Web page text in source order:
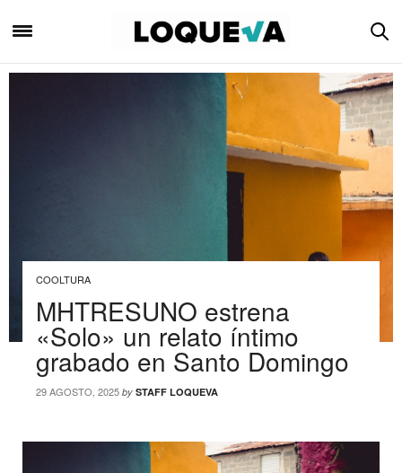
COOLTURA
MHTRESUNO estrena
«Solo» un relato íntimo
grabado en Santo Domingo
29 AGOSTO, 2025 by STAFF LOQUEVA